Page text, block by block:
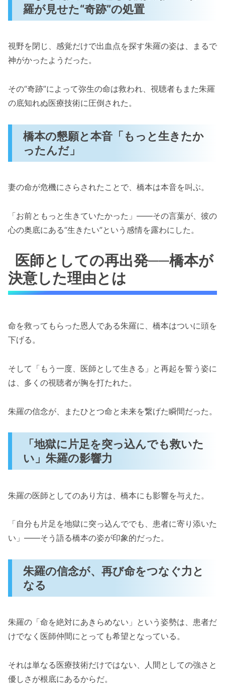
羅が見せた“奇跡”の処置
視野を閉じ、感覚だけで出血点を探す朱羅の姿は、まるで
神がかったようだった。
その“奇跡”によって弥生の命は救われ、視聴者もまた朱羅
の底知れぬ医療技術に圧倒された。
橋本の懇願と本音「もっと生きたか
ったんだ」
妻の命が危機にさらされたことで、橋本は本音を叫ぶ。
「お前ともっと生きていたかった」――その言葉が、彼の
心の奥底にある“生きたい”という感情を露わにした。
医師としての再出発──橋本が
決意した理由とは
命を救ってもらった恩人である朱羅に、橋本はついに頭を
下げる。
そして「もう一度、医師として生きる」と再起を誓う姿に
は、多くの視聴者が胸を打たれた。
朱羅の信念が、またひとつ命と未来を繋げた瞬間だった。
「地獄に片足を突っ込んでも救いた
い」朱羅の影響力
朱羅の医師としてのあり方は、橋本にも影響を与えた。
「自分も片足を地獄に突っ込んででも、患者に寄り添いた
い」――そう語る橋本の姿が印象的だった。
朱羅の信念が、再び命をつなぐ力と
なる
朱羅の「命を絶対にあきらめない」という姿勢は、患者だ
けでなく医師仲間にとっても希望となっている。
それは単なる医療技術だけではない、人間としての強さと
優しさが根底にあるからだ。